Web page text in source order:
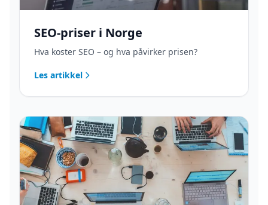
SEO-priser i Norge
Hva koster SEO – og hva påvirker prisen?
Les artikkel